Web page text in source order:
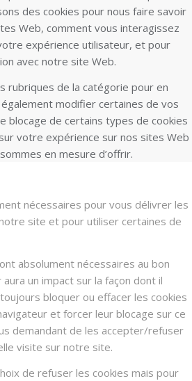
des cookies pour nous faire savoir
Web, comment vous interagissez
expérience utilisateur, et pour
avec notre site Web.
rubriques de la catégorie pour en
modifier certaines de vos
blocage de certains types de cookies
votre expérience sur nos sites Web
en mesure d’offrir.
nécessaires pour vous délivrer les
site et pour utiliser certaines de
absolument nécessaires au bon
un impact sur la façon dont il
bloquer ou effacer les cookies
et forcer leur blocage sur ce
demandant de les accepter/refuser
visite sur notre site.
de refuser les cookies mais pour